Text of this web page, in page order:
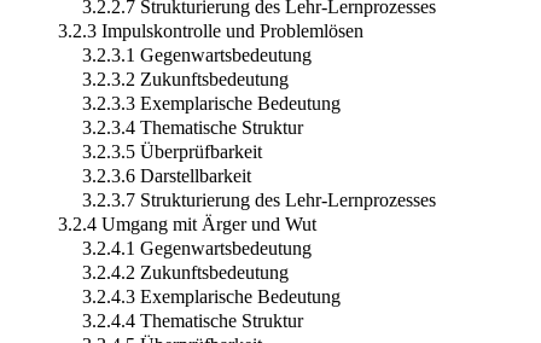
3.2.2.7 Strukturierung des Lehr-Lernprozesses
3.2.3 Impulskontrolle und Problemlösen
3.2.3.1 Gegenwartsbedeutung
3.2.3.2 Zukunftsbedeutung
3.2.3.3 Exemplarische Bedeutung
3.2.3.4 Thematische Struktur
3.2.3.5 Überprüfbarkeit
3.2.3.6 Darstellbarkeit
3.2.3.7 Strukturierung des Lehr-Lernprozesses
3.2.4 Umgang mit Ärger und Wut
3.2.4.1 Gegenwartsbedeutung
3.2.4.2 Zukunftsbedeutung
3.2.4.3 Exemplarische Bedeutung
3.2.4.4 Thematische Struktur